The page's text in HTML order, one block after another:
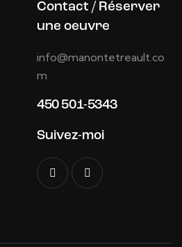
Contact / Réserver
une oeuvre
info@manontetreault.co
m
450 501-5343
Suivez-moi